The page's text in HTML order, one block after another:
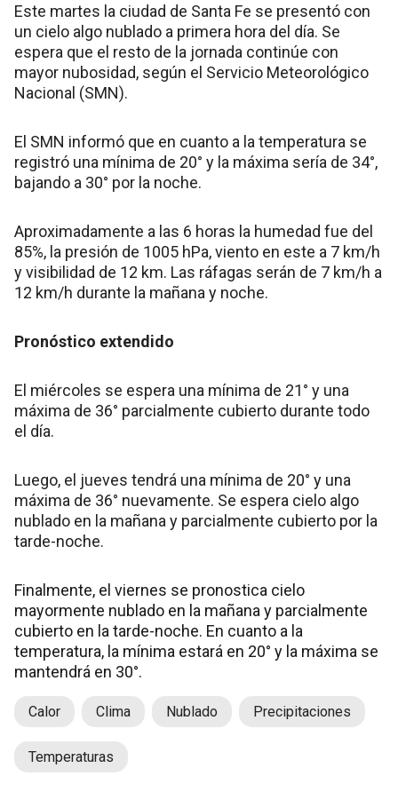
Este martes la ciudad de Santa Fe se presentó con
un cielo algo nublado a primera hora del día. Se
espera que el resto de la jornada continúe con
mayor nubosidad, según el Servicio Meteorológico
Nacional (SMN).
El SMN informó que en cuanto a la temperatura se
registró una mínima de 20° y la máxima sería de 34°,
bajando a 30° por la noche.
Aproximadamente a las 6 horas la humedad fue del
85%, la presión de 1005 hPa, viento en este a 7 km/h
y visibilidad de 12 km. Las ráfagas serán de 7 km/h a
12 km/h durante la mañana y noche.
Pronóstico extendido
El miércoles se espera una mínima de 21° y una
máxima de 36° parcialmente cubierto durante todo
el día.
Luego, el jueves tendrá una mínima de 20° y una
máxima de 36° nuevamente. Se espera cielo algo
nublado en la mañana y parcialmente cubierto por la
tarde-noche.
Finalmente, el viernes se pronostica cielo
mayormente nublado en la mañana y parcialmente
cubierto en la tarde-noche. En cuanto a la
temperatura, la mínima estará en 20° y la máxima se
mantendrá en 30°.
Calor Clima Nublado Precipitaciones
Temperaturas